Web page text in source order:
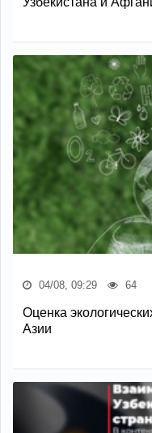
04/08, 09:29 64
Оценка
Азии